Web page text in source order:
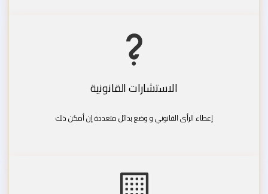
الاستشارات القانونية
إعطاء الرأى القانوني و وضع بدائل متعددة إن أمكن ذلك